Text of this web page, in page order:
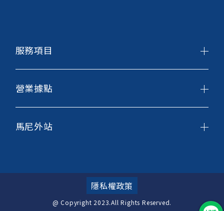
服務項目
營業據點
馬尼外站
隱私權政策
@ Copyright 2023.All Rights Reserved.